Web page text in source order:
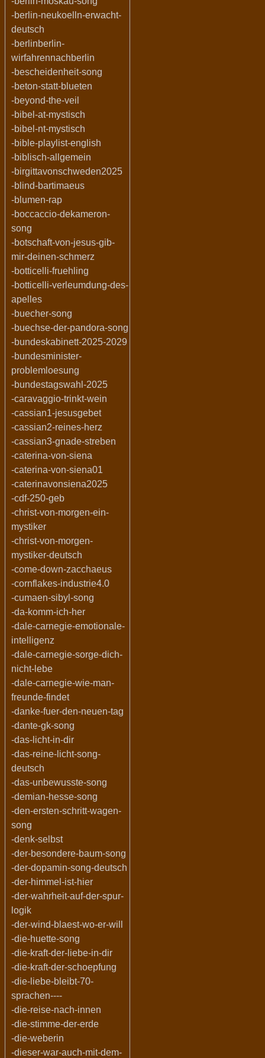
-berlin-neukoelln-erwacht-
deutsch
-berlinberlin-
wirfahrennachberlin
-bescheidenheit-song
-beton-statt-blueten
-beyond-the-veil
-bibel-at-mystisch
-bibel-nt-mystisch
-bible-playlist-english
-biblisch-allgemein
-birgittavonschweden2025
-blind-bartimaeus
-blumen-rap
-boccaccio-dekameron-
song
-botschaft-von-jesus-gib-
mir-deinen-schmerz
-botticelli-fruehling
-botticelli-verleumdung-des-
apelles
-buecher-song
-buechse-der-pandora-song
-bundeskabinett-2025-2029
-bundesminister-
problemloesung
-bundestagswahl-2025
-caravaggio-trinkt-wein
-cassian1-jesusgebet
-cassian2-reines-herz
-cassian3-gnade-streben
-caterina-von-siena
-caterina-von-siena01
-caterinavonsiena2025
-cdf-250-geb
-christ-von-morgen-ein-
mystiker
-christ-von-morgen-
mystiker-deutsch
-come-down-zacchaeus
-cornflakes-industrie4.0
-cumaen-sibyl-song
-da-komm-ich-her
-dale-carnegie-emotionale-
intelligenz
-dale-carnegie-sorge-dich-
nicht-lebe
-dale-carnegie-wie-man-
freunde-findet
-danke-fuer-den-neuen-tag
-dante-gk-song
-das-licht-in-dir
-das-reine-licht-song-
deutsch
-das-unbewusste-song
-demian-hesse-song
-den-ersten-schritt-wagen-
song
-denk-selbst
-der-besondere-baum-song
-der-dopamin-song-deutsch
-der-himmel-ist-hier
-der-wahrheit-auf-der-spur-
logik
-der-wind-blaest-wo-er-will
-die-huette-song
-die-kraft-der-liebe-in-dir
-die-kraft-der-schoepfung
-die-liebe-bleibt-70-
sprachen----
-die-reise-nach-innen
-die-stimme-der-erde
-die-weberin
-dieser-war-auch-mit-dem-